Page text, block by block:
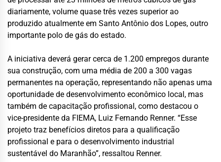
diariamente, volume quase três vezes superior ao
produzido atualmente em Santo Antônio dos Lopes, outro
importante polo de gás do estado.
A iniciativa deverá gerar cerca de 1.200 empregos durante
sua construção, com uma média de 200 a 300 vagas
permanentes na operação, representando não apenas uma
oportunidade de desenvolvimento econômico local, mas
também de capacitação profissional, como destacou o
vice-presidente da FIEMA, Luiz Fernando Renner. “Esse
projeto traz benefícios diretos para a qualificação
profissional e para o desenvolvimento industrial
sustentável do Maranhão”, ressaltou Renner.